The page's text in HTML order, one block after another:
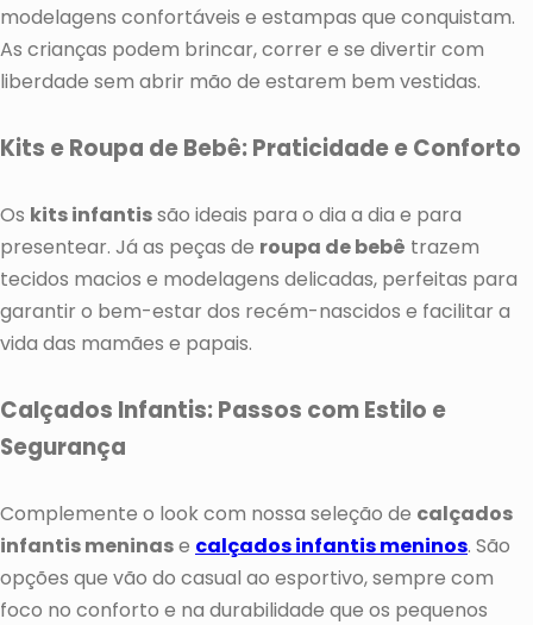
modelagens confortáveis e estampas que conquistam.
As crianças podem brincar, correr e se divertir com
liberdade sem abrir mão de estarem bem vestidas.
Kits e Roupa de Bebê: Praticidade e Conforto
Os kits infantissão ideais para o dia a dia e para
presentear. Já as peças de roupa de bebê trazem
tecidos macios e modelagens delicadas, perfeitas para
garantir o bem-estar dos recém-nascidos e facilitar a
vida das mamães e papais.
Calçados Infantis: Passos com Estilo e
Segurança
Complemente o look com nossa seleção de calçados
infantis meninase calçados infantis meninos. São
opções que vão do casual ao esportivo, sempre com
foco no conforto e na durabilidade que os pequenos